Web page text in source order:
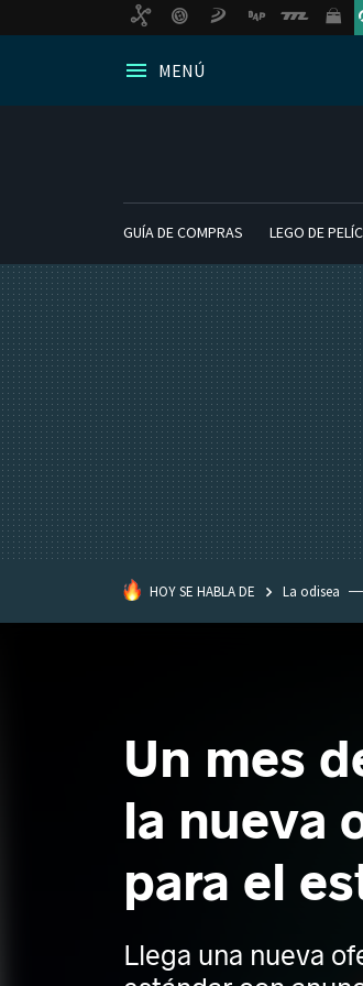
MENÚ
GUÍA DE COMPRAS LEGO DE
HOY SE HABLA DE La odisea
Un mes
la nueva
para el
Llega una nueva